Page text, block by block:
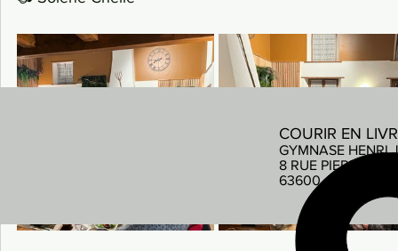
COURIR EN
GYMNASE HENRI
8 RUE PIERRE DE
63600 AMBERT